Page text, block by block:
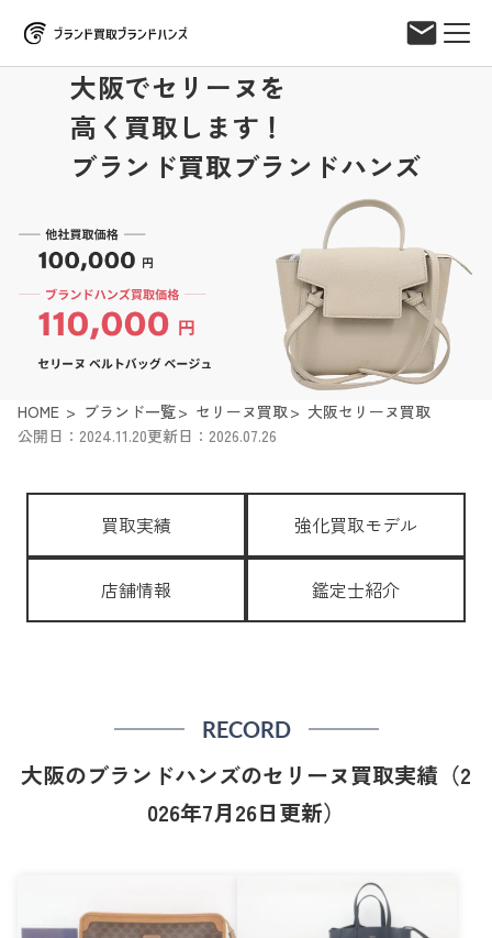
大阪でセリーヌを
高く買取します！
ブランド買取ブランドハンズ
HOME ブランド一覧 セリーヌ買取
大阪セリーヌ買取
公開日：2024.11.20更新日：2026.07.26
買取実績 強化買取モデル
店舗情報 鑑定士紹介
RECORD
大阪のブランドハンズのセリーヌ買取実績（2
026年7月26日更新）